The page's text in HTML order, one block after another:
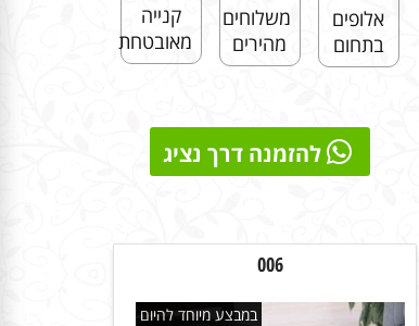
אלופים
בתחום
משלוחים
מהירים
קנייה
מאובטחת
להזמנה דרך נציג
006
במבצע מיוחד להיום